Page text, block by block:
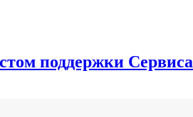
поддержки Сервиса